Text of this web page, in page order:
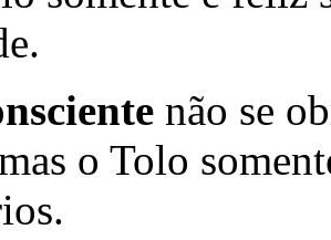
não se
o Tolo